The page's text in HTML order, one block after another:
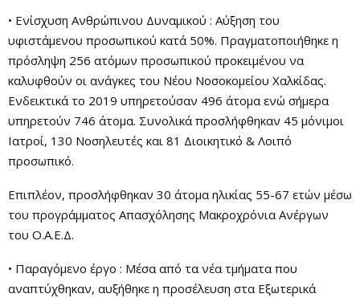
• Ενίσχυση Ανθρώπινου Δυναμικού : Αύξηση του
υφιστάμενου προσωπικού κατά 50%. Πραγματοποιήθηκε η
πρόσληψη 256 ατόμων προσωπικού προκειμένου να
καλυφθούν οι ανάγκες του Νέου Νοσοκομείου Χαλκίδας.
Ενδεικτικά το 2019 υπηρετούσαν 496 άτομα ενώ σήμερα
υπηρετούν 746 άτομα. Συνολικά προσλήφθηκαν 45 μόνιμοι
Ιατροί, 130 Νοσηλευτές και 81 Διοικητικό & Λοιπό
προσωπικό.
Επιπλέον, προσλήφθηκαν 30 άτομα ηλικίας 55-67 ετών μέσω
του προγράμματος Απασχόλησης Μακροχρόνια Ανέργων
του Ο.Α.Ε.Δ.
• Παραγόμενο έργο : Μέσα από τα νέα τμήματα που
αναπτύχθηκαν, αυξήθηκε η προσέλευση στα Εξωτερικά